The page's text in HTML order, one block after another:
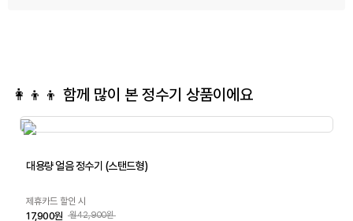
👩‍👦‍👦 함께 많이 본 정수기 상품이에요
대용량 얼음 정수기 (스탠드형)
제휴카드 할인 시
17,900원 월42,900원